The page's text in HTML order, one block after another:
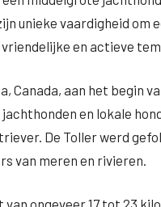
unieke vaardigheid om
vriendelijke en actieve
aan het begin
en lokale
De Toller werd
van meren en rivieren.
ongeveer 17 tot 23